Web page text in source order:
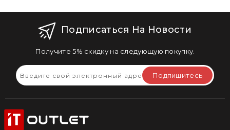
Подписаться На Новости
Получите 5% скидку на следующую покупку.
Подпишитесь